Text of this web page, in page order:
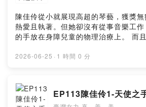
陳佳伶從小就展現高超的琴藝，獲獎
熱愛且執著。但她卻沒有從事音樂工
的手放在身障兒童的物理治療上。 而
音樂與愛的世界，她沒有放棄任何一樣
2026-06-25 · 1 時間 0 分
EP113陳佳伶1-天使之